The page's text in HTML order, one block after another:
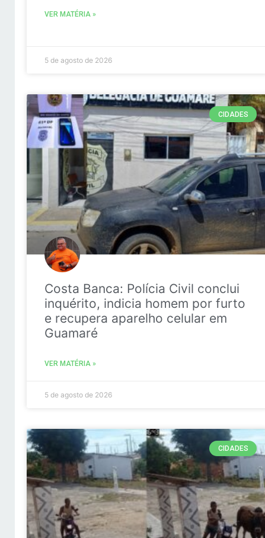
VER MATÉRIA »
5 de agosto de 2026
CIDADES
Costa Banca: Polícia Civil conclui
inquérito, indicia homem por furto
e recupera aparelho celular em
Guamaré
VER MATÉRIA »
5 de agosto de 2026
CIDADES